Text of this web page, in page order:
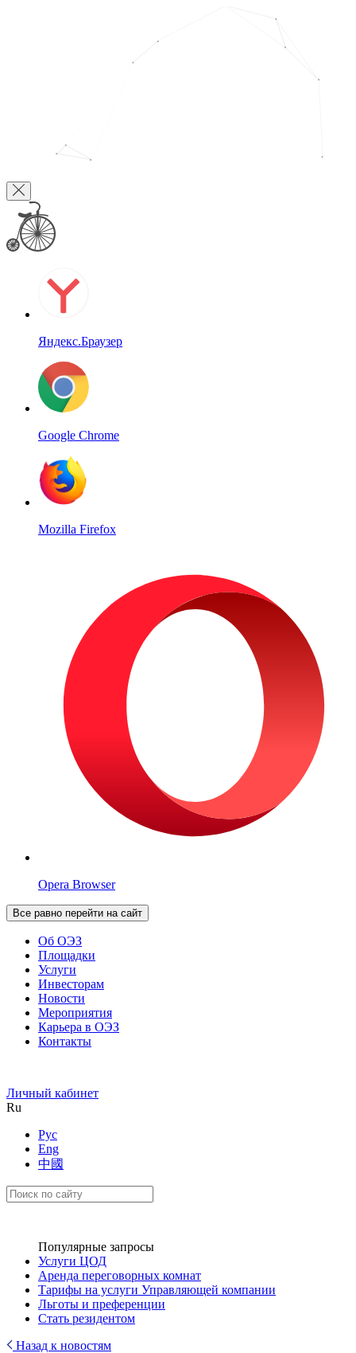
Яндекс.Браузер
Google Chrome
Mozilla Firefox
Opera Browser
Все равно перейти на сайт
Об ОЭЗ
Площадки
Услуги
Инвесторам
Новости
Мероприятия
Карьера в ОЭЗ
Контакты
Личный кабинет
Ru
Рус
Eng
中國
Популярные запросы
Услуги ЦОД
Аренда переговорных комнат
Тарифы на услуги Управляющей компании
Льготы и преференции
Стать резидентом
Назад к новостям